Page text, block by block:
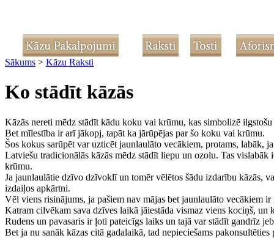
Sākums > Kāzu Raksti
Ko stādīt kāzās
Kāzās nereti mēdz stādīt kādu koku vai krūmu, kas simbolizē
Bet mīlestība ir arī jākopj, tapāt ka jārūpējas par šo koku vai krūmu.
Šos kokus sarūpēt var uzticēt jaunlaulāto vecākiem, protams, labāk,
Latviešu tradicionālās kāzās mēdz stādīt liepu un ozolu. Tas
krūmu.
Ja jaunlaulātie dzīvo dzīvoklī un tomēr vēlētos šādu izdarību kāzās,
izdaiļos apkārtni.
Vēl viens risinājums, ja pašiem nav mājas bet jaunlaulāto vecākiem ir
Katram cilvēkam sava dzīves laikā jāiestāda vismaz viens kociņš,
Rudens un pavasaris ir ļoti pateicīgs laiks un tajā var stādīt gandrīz
Bet ja nu sanāk kāzas citā gadalaikā, tad nepieciešams